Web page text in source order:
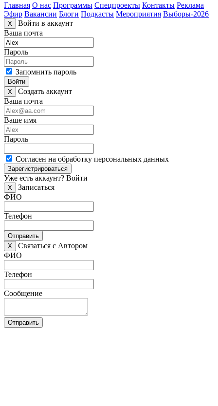
Главная О нас Программы Спецпроекты Контакты Реклама
Эфир Вакансии Блоги Подкасты Мероприятия Выборы-2026
X
Войти в аккаунт
Ваша почта
Пароль
Запомнить пароль
Войти
X
Создать аккаунт
Ваша почта
Ваше имя
Пароль
Согласен на обработку персональных данных
Зарегистрироваться
Уже есть аккаунт? Войти
X
Записаться
ФИО
Телефон
Отправить
X
Связаться с Автором
ФИО
Телефон
Сообщение
Отправить